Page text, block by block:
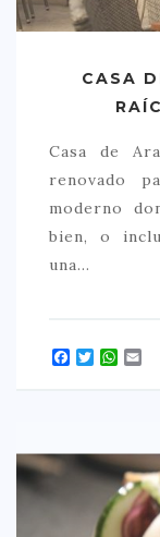
ESCAPADAS
SELECCIONES
MAPA
POR SUS BAÑOS…
CASA
Casa de
renovado
moderno
bien, o
una…
Facebook
Twitter